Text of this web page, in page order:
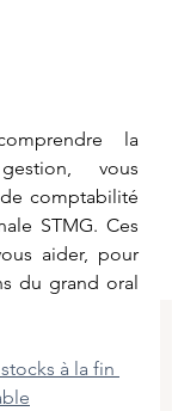
la
vous
comptabilité
STMG. Ces
aider, pour
du grand oral
à la fin